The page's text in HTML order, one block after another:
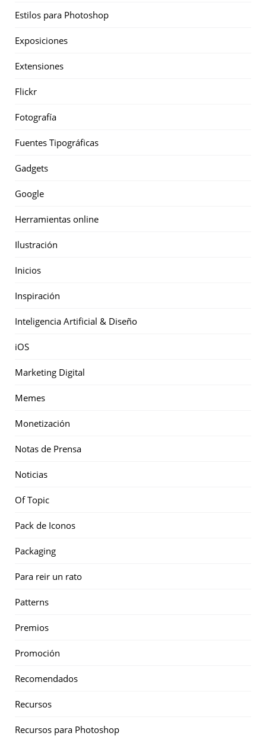
Estilos para Photoshop
Exposiciones
Extensiones
Flickr
Fotografía
Fuentes Tipográficas
Gadgets
Google
Herramientas online
Ilustración
Inicios
Inspiración
Inteligencia Artificial & Diseño
iOS
Marketing Digital
Memes
Monetización
Notas de Prensa
Noticias
Of Topic
Pack de Iconos
Packaging
Para reir un rato
Patterns
Premios
Promoción
Recomendados
Recursos
Recursos para Photoshop